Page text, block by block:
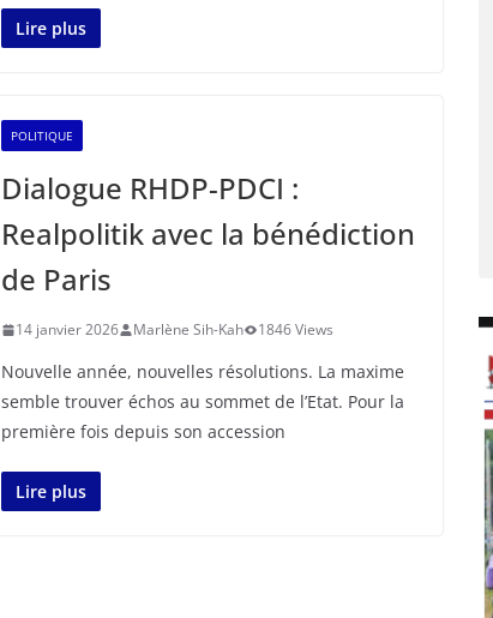
Lire plus
POLITIQUE
Dialogue RHDP-PDCI :
Realpolitik avec la bénédiction
de Paris
14 janvier 2026 Marlène Sih-Kah 1846 Views
Nouvelle année, nouvelles résolutions. La maxime
semble trouver échos au sommet de l’Etat. Pour la
première fois depuis son accession
Lire plus